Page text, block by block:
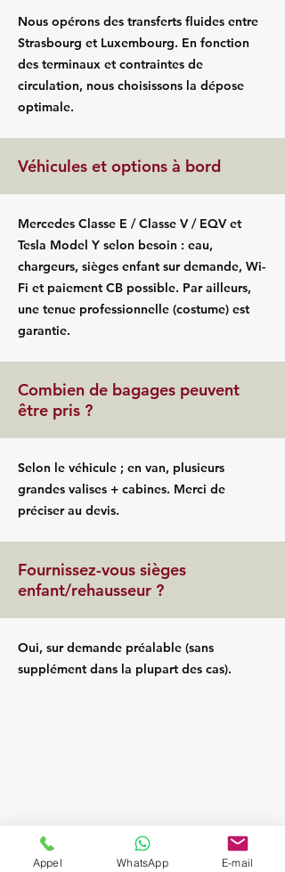
Nous opérons des transferts fluides entre
Strasbourg et Luxembourg. En fonction
des terminaux et contraintes de
circulation, nous choisissons la dépose
optimale.
Véhicules et options à bord
Mercedes Classe E / Classe V / EQV et
Tesla Model Y selon besoin : eau,
chargeurs, sièges enfant sur demande, Wi-
Fi et paiement CB possible. Par ailleurs,
une tenue professionnelle (costume) est
garantie.
Combien de bagages peuvent
être pris ?
Selon le véhicule ; en van, plusieurs
grandes valises + cabines. Merci de
préciser au devis.
Fournissez-vous sièges
enfant/rehausseur ?
Oui, sur demande préalable (sans
supplément dans la plupart des cas).
Appel WhatsApp E-mail